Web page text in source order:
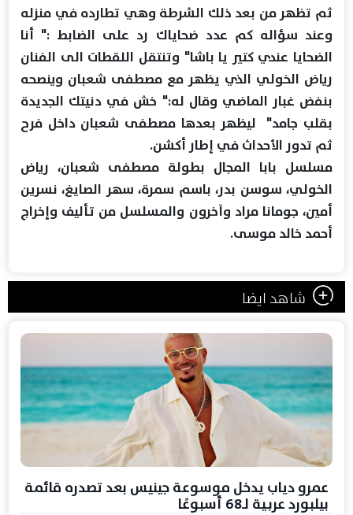
ثم تظهر من بعد ذلك الشرطة وهي تطارده في منزله
وعند سؤاله كم عدد ضحاياك رد على الضابط :" أنا
الضحايا عندي كتير يا باشا" وتنتقل اللقطات الى الفنان
رياض الخولي الذي يظهر مع مصطفى شعبان وينصحه
بنفض غبار الماضي وقال له:" خش في دنيتك الجديدة
بقلب جامد" ليظهر بعدها مصطفى شعبان داخل فرح
ثم تدور الأحداث في إطار أكشن.
مسلسل بابا المجال بطولة مصطفى شعبان، رياض
الخولي، سوسن بدر، باسم سمرة، سهر الصايغ، نسرين
أمين، جومانا مراد وآخرون والمسلسل من تأليف وإخراج
أحمد خالد موسى.
شاهد ايضا
عمرو دياب يدخل موسوعة جينيس بعد تصدره قائمة
بيلبورد عربية لـ68 أسبوعًا